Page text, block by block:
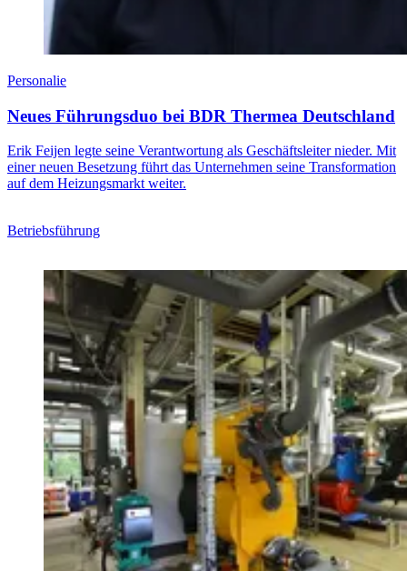
Personalie
Neues Führungsduo bei BDR Thermea Deutschland
Erik Feijen legte seine Verantwortung als Geschäftsleiter nieder. Mit
einer neuen Besetzung führt das Unternehmen seine Transformation
auf dem Heizungsmarkt weiter.
Betriebsführung